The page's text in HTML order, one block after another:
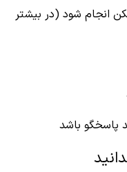
انجام شود (در بیشتر
پاسخگو باشد